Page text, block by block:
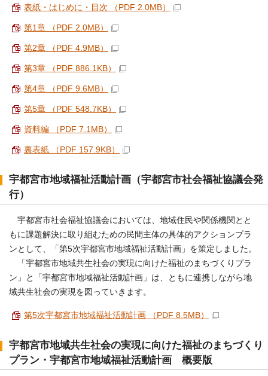
表紙・はじめに・目次 （PDF 2.0MB）
第1章 （PDF 2.0MB）
第2章 （PDF 4.9MB）
第3章 （PDF 886.1KB）
第4章 （PDF 9.6MB）
第5章 （PDF 548.7KB）
資料編 （PDF 7.1MB）
裏表紙 （PDF 157.9KB）
宇都宮市地域福祉活動計画（宇都宮市社会福祉協議会発
行）
宇都宮市社会福祉協議会においては、地域住民や関係機関とと
もに課題解決に取り組むための民間主体の具体的アクションプラ
ンとして、「第5次宇都宮市地域福祉活動計画」を策定しました。
「宇都宮市地域共生社会の実現に向けた福祉のまちづくりプラ
ン」と「宇都宮市地域福祉活動計画」は、ともに連携しながら地
域共生社会の実現を図っていきます。
第5次宇都宮市地域福祉活動計画 （PDF 8.5MB）
宇都宮市地域共生社会の実現に向けた福祉のまちづくり
プラン・宇都宮市地域福祉活動計画 概要版